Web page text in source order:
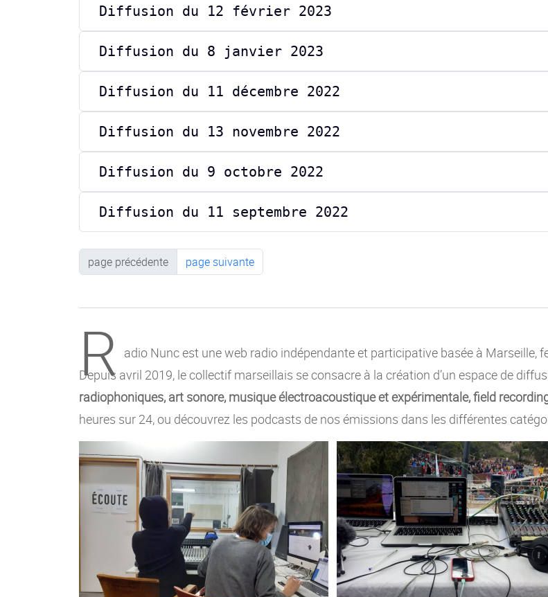
Diffusion du 12 février 2023
Diffusion du 8 janvier 2023
Diffusion du 11 décembre 2022
Diffusion du 13 novembre 2022
Diffusion du 9 octobre 2022
Diffusion du 11 septembre 2022
page précédente page suivante
R adio Nunc est une web radio indépendante et participative basée à Marseille,
Depuis avril 2019, le collectif marseillais se consacre à la création d’un espace de
radiophoniques, art sonore, musique électroacoustique et expérimentale, field
heures sur 24, ou découvrez les podcasts de nos émissions dans les différentes